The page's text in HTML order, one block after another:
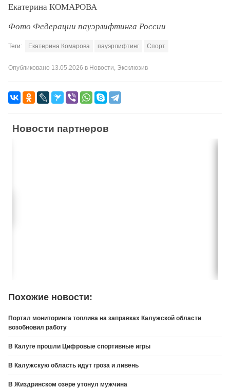
Екатерина КОМАРОВА
Фото Федерации пауэрлифтинга России
Теги: Екатерина Комарова пауэрлифтинг Спорт
Опубликовано 13.05.2026 в Новости Эксклюзив
Новости партнеров
Похожие новости:
Портал мониторинга топлива на заправках Калужской области
возобновил работу
В Калуге прошли Цифровые спортивные игры
В Калужскую область идут гроза и ливень
В Жиздринском озере утонул мужчина